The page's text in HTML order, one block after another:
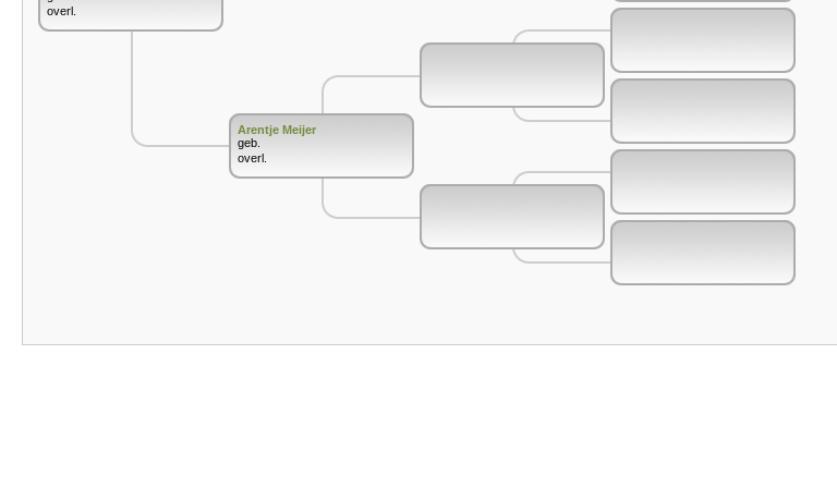
overl.
Arentje Meijer
geb.
overl.